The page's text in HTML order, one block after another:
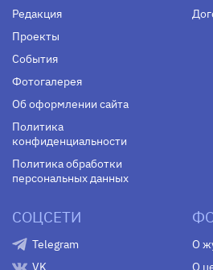
Редакция
Проекты
События
Фотогалерея
Об оформлении сайта
Политика
конфиденциальности
Политика обработки
персональных данных
СОЦСЕТИ
Telegram
VK
О
О